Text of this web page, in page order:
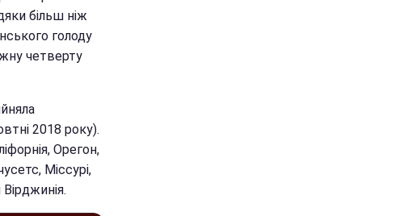
більш ніж
голоду
четверту
2018 року).
Орегон,
Міссурі,